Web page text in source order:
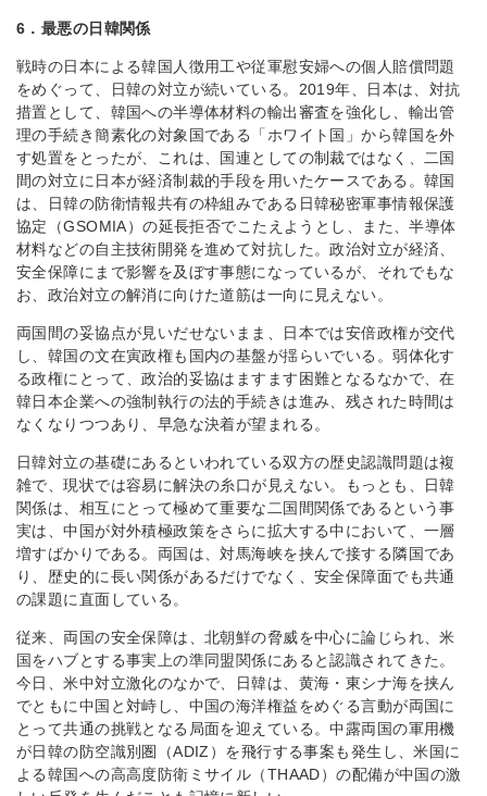
6．最悪の日韓関係
戦時の日本による韓国人徴用工や従軍慰安婦への個人賠償問題
をめぐって、日韓の対立が続いている。2019年、日本は、対抗
措置として、韓国への半導体材料の輸出審査を強化し、輸出管
理の手続き簡素化の対象国である「ホワイト国」から韓国を外
す処置をとったが、これは、国連としての制裁ではなく、二国
間の対立に日本が経済制裁的手段を用いたケースである。韓国
は、日韓の防衛情報共有の枠組みである日韓秘密軍事情報保護
協定（GSOMIA）の延長拒否でこたえようとし、また、半導体
材料などの自主技術開発を進めて対抗した。政治対立が経済、
安全保障にまで影響を及ぼす事態になっているが、それでもな
お、政治対立の解消に向けた道筋は一向に見えない。
両国間の妥協点が見いだせないまま、日本では安倍政権が交代
し、韓国の文在寅政権も国内の基盤が揺らいでいる。弱体化す
る政権にとって、政治的妥協はますます困難となるなかで、在
韓日本企業への強制執行の法的手続きは進み、残された時間は
なくなりつつあり、早急な決着が望まれる。
日韓対立の基礎にあるといわれている双方の歴史認識問題は複
雑で、現状では容易に解決の糸口が見えない。もっとも、日韓
関係は、相互にとって極めて重要な二国間関係であるという事
実は、中国が対外積極政策をさらに拡大する中において、一層
増すばかりである。両国は、対馬海峡を挟んで接する隣国であ
り、歴史的に長い関係があるだけでなく、安全保障面でも共通
の課題に直面している。
従来、両国の安全保障は、北朝鮮の脅威を中心に論じられ、米
国をハブとする事実上の準同盟関係にあると認識されてきた。
今日、米中対立激化のなかで、日韓は、黄海・東シナ海を挟ん
でともに中国と対峙し、中国の海洋権益をめぐる言動が両国に
とって共通の挑戦となる局面を迎えている。中露両国の軍用機
が日韓の防空識別圏（ADIZ）を飛行する事案も発生し、米国に
よる韓国への高高度防衛ミサイル（THAAD）の配備が中国の激